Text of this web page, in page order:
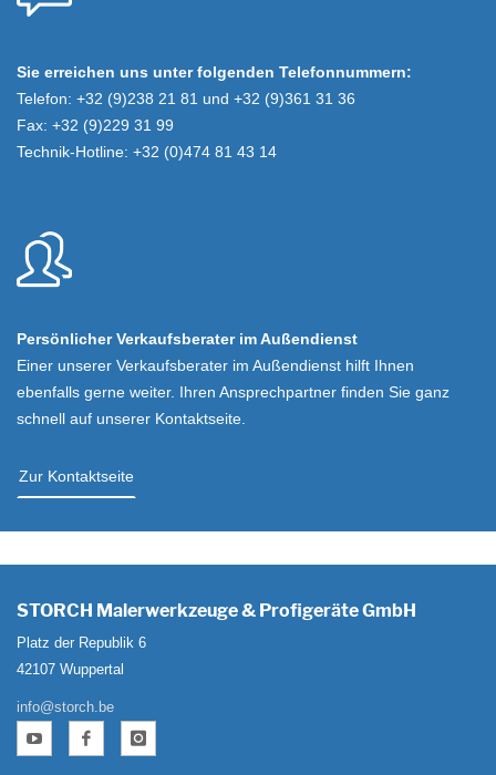
Sie erreichen uns unter folgenden Telefonnummern:
Telefon: +32 (9)238 21 81 und +32 (9)361 31 36
Fax: +32 (9)229 31 99
Technik-Hotline: +32 (0)474 81 43 14
Persönlicher Verkaufsberater im Außendienst
Einer unserer Verkaufsberater im Außendienst hilft Ihnen
ebenfalls gerne weiter. Ihren Ansprechpartner finden Sie ganz
schnell auf unserer Kontaktseite.
Zur Kontaktseite
STORCH Malerwerkzeuge & Profigeräte GmbH
Platz der Republik 6
42107 Wuppertal
info@storch.be